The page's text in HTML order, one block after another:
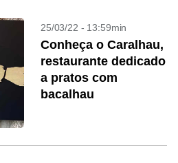
25/03/22 - 13:59min
Conheça o Caralhau,
restaurante dedicado
a pratos com
bacalhau